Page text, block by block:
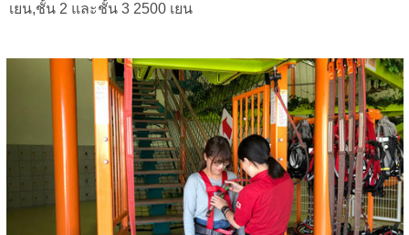
เยน,ชั้น 2 และชั้น 3 2500 เยน